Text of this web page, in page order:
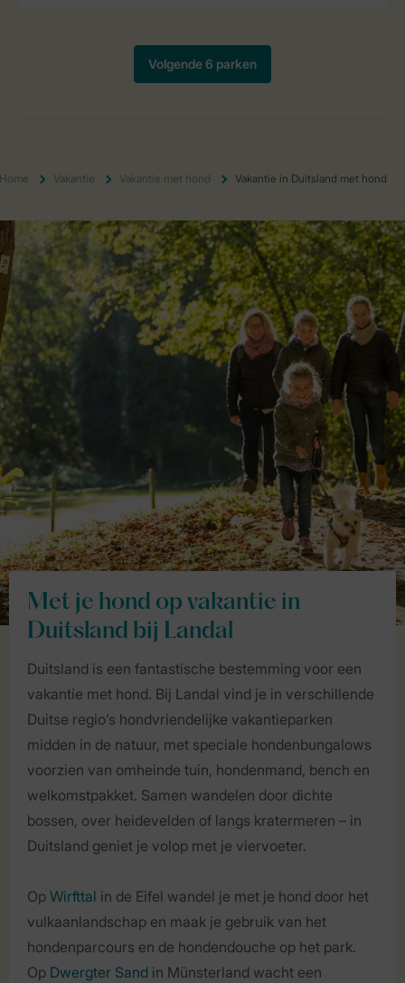
Home Vakantie Vakantie met hond Vakantie in Duitsland met hond
Met je hond op vakantie in
Duitsland bij Landal
Duitsland is een fantastische bestemming voor een
vakantie met hond. Bij Landal vind je in verschillende
Duitse regio’s hondvriendelijke vakantieparken
midden in de natuur, met speciale hondenbungalows
voorzien van omheinde tuin, hondenmand, bench en
welkomstpakket. Samen wandelen door dichte
bossen, over heidevelden of langs kratermeren – in
Duitsland geniet je volop met je viervoeter.
Op Wirfttal in de Eifel wandel je met je hond door het
vulkaanlandschap en maak je gebruik van het
hondenparcours en de hondendouche op het park.
Op Dwergter Sand in Münsterland wacht een